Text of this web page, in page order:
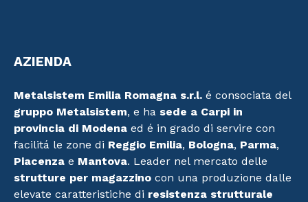
AZIENDA
Metalsistem Emilia Romagna s.r.l. é consociata del
gruppo Metalsistem, e ha sede a Carpi in
provincia di Modena ed é in grado di servire con
facilitá le zone di Reggio Emilia, Bologna, Parma,
Piacenza e Mantova. Leader nel mercato delle
strutture per magazzino con una produzione dalle
elevate caratteristiche di resistenza strutturale